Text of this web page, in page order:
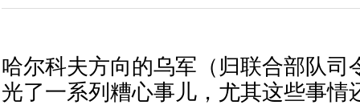
哈尔科夫方向的乌军（归联合部队司
光了一系列糟心事儿，尤其这些事情